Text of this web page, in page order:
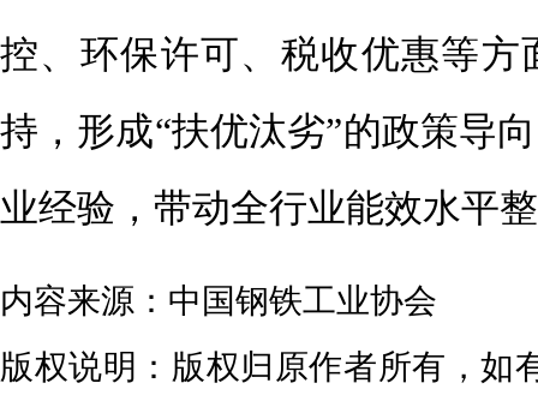
控、环保许可、税收优惠等
持，形成“扶优汰劣”的政策导
业经验，带动全行业能效水平
内容来源：中国钢铁工业协会
版权说明：版权归原作者所有，如